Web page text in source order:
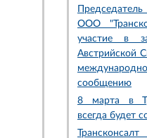
ООО
участие в
Австрийской
сообщению
8 марта в
всегда будет